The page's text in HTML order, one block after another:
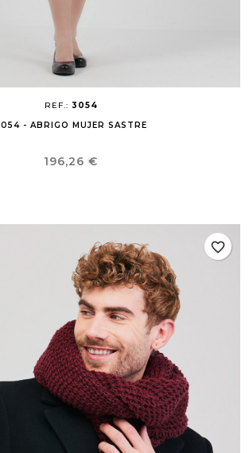
REF.: 3054
- ABRIGO MUJER SASTRE
Precio
196,26 €
favorite_border